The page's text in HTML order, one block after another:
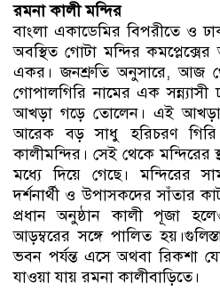
রমনা কালী মন্দির
বাংলা একাডেমির বিপরীতে ও
অবস্থিত গোটা মন্দির
একর। জনশ্রুতি অনুসারে, আজ
গোপালগিরি নামের এক
আখড়া গড়ে তোলেন। এই
আরেক বড় সাধু হরিচরণ
কালীমন্দির। সেই থেকে মন্দিরের
মধ্যে দিয়ে গেছে। মন্দিরের
দর্শনার্থী ও উপাসকদের সাঁতার
প্রধান অনুষ্ঠান কালী পূজা
আড়ম্বরের সঙ্গে পালিত
ভবন পর্যন্ত এসে অথবা রিকশা
যাওয়া যায় রমনা কালীবাড়িতে।